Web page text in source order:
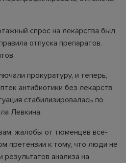
спрос на лекарства был,
отпуска препаратов.
прокуратуру, и теперь,
антибиотики без лекарств
стабилизировалась по
Левкина.
жалобы от тюменцев все-
претензии к тому, что люди не
анализа на